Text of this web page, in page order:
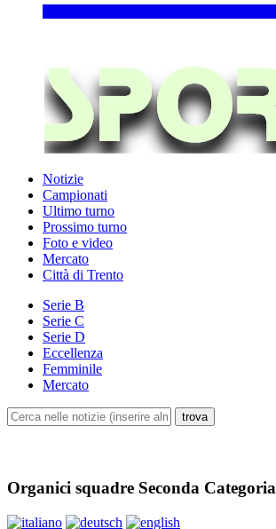
Notizie
Campionati
Ultimo turno
Prossimo turno
Foto e video
Mercato
Città di Trento
Serie B
Serie C
Serie D
Eccellenza
Femminile
Mercato
Organici squadre Seconda Categoria